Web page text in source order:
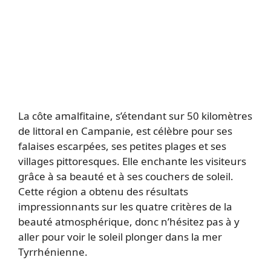
La côte amalfitaine, s’étendant sur 50 kilomètres
de littoral en Campanie, est célèbre pour ses
falaises escarpées, ses petites plages et ses
villages pittoresques. Elle enchante les visiteurs
grâce à sa beauté et à ses couchers de soleil.
Cette région a obtenu des résultats
impressionnants sur les quatre critères de la
beauté atmosphérique, donc n’hésitez pas à y
aller pour voir le soleil plonger dans la mer
Tyrrhénienne.